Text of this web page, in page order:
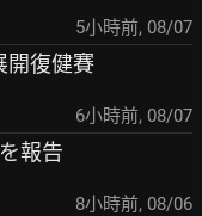
5小時前, 08/07
開復健賽
6小時前, 08/07
報告
8小時前, 08/06